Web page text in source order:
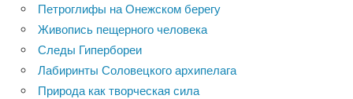
Петроглифы на Онежском берегу
Живопись пещерного человека
Следы Гипербореи
Лабиринты Соловецкого архипелага
Природа как творческая сила